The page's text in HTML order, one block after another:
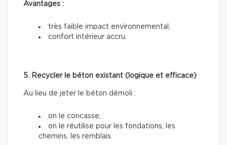
Avantages :
très faible impact environnemental,
confort intérieur accru.
5. Recycler le béton existant (logique et efficace)
Au lieu de jeter le béton démoli :
on le concasse,
on le réutilise pour les fondations, les
chemins, les remblais.